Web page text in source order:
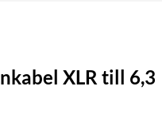
XLR till 6,3